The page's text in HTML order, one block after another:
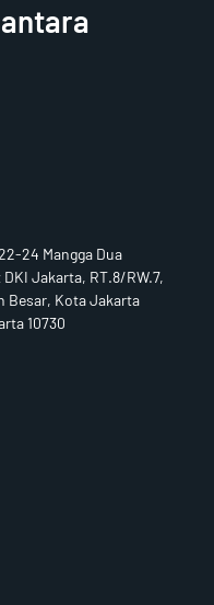
24 Mangga Dua
Jakarta, RT.8/RW.7,
Besar, Kota Jakarta
10730